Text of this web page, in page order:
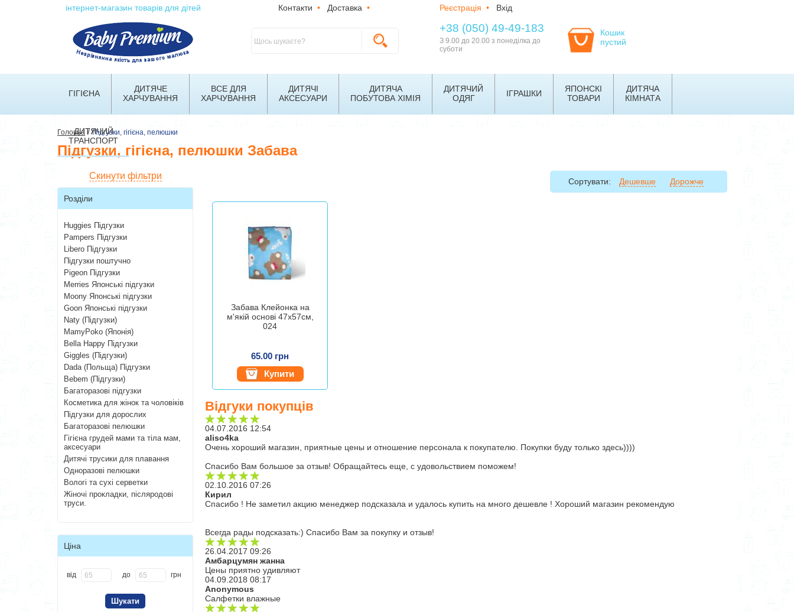
інтернет-магазин товарів для дітей Контакти • Доставка • Реєстрація • Вхід
+38 (050) 49-49-183
З 9.00 до 20.00 з понеділка до
суботи
Кошик
пустий
ГІГІЄНА
ДИТЯЧЕ
ХАРЧУВАННЯ
ВСЕ ДЛЯ
ХАРЧУВАННЯ
ДИТЯЧІ
АКСЕСУАРИ
ДИТЯЧА
ПОБУТОВА ХІМІЯ
ДИТЯЧИЙ
ОДЯГ
ІГРАШКИ
ЯПОНСКІ
ТОВАРИ
ДИТЯЧА
КІМНАТА
ДИТЯЧИЙ
ТРАНСПОРТ
Головна/Підгузки, гігієна, пелюшки
Підгузки, гігієна, пелюшки Забава
Скинути фільтри
Розділи
Huggies Підгузки
Pampers Підгузки
Libero Підгузки
Підгузки поштучно
Pigeon Підгузки
Merries Японські підгузки
Moony Японські підгузки
Goon Японські підгузки
Naty (Підгузки)
MamyPoko (Японія)
Bella Happy Підгузки
Giggles (Підгузки)
Dada (Польща) Підгузки
Bebem (Підгузки)
Багаторазові підгузки
Косметика для жінок та чоловіків
Підгузки для дорослих
Багаторазові пелюшки
Гігієна грудей мами та тіла мам,
аксесуари
Дитячі трусики для плавання
Одноразові пелюшки
Вологі та сухі серветки
Жіночі прокладки, післяродові
труси.
Ціна
від до грн
Сортувати: Дешевше Дорожче
Забава Клейонка на
м'якій основі 47х57см,
024
65.00 грн
Купити
Відгуки покупців
04.07.2016 12:54
aliso4ka
Очень хороший магазин, приятные цены и отношение персонала к покупателю. Покупки буду только здесь))))
Спасибо Вам большое за отзыв! Обращайтесь еще, с удовольствием поможем!
02.10.2016 07:26
Кирил
Спасибо ! Не заметил акцию менеджер подсказала и удалось купить на много дешевле ! Хороший магазин рекомендую
Всегда рады подсказать:) Спасибо Вам за покупку и отзыв!
26.04.2017 09:26
Амбарцумян жанна
Цены приятно удивляют
04.09.2018 08:17
Anonymous
Салфетки влажные